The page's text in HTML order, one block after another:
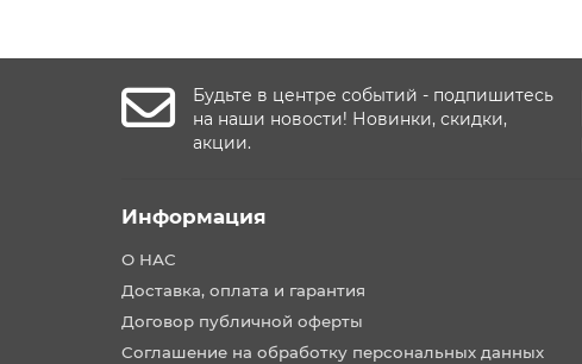
Будьте в центре событий - подпишитесь
на наши новости! Новинки, скидки,
акции.
Информация
О НАС
Доставка, оплата и гарантия
Договор публичной оферты
Соглашение на обработку персональных данных